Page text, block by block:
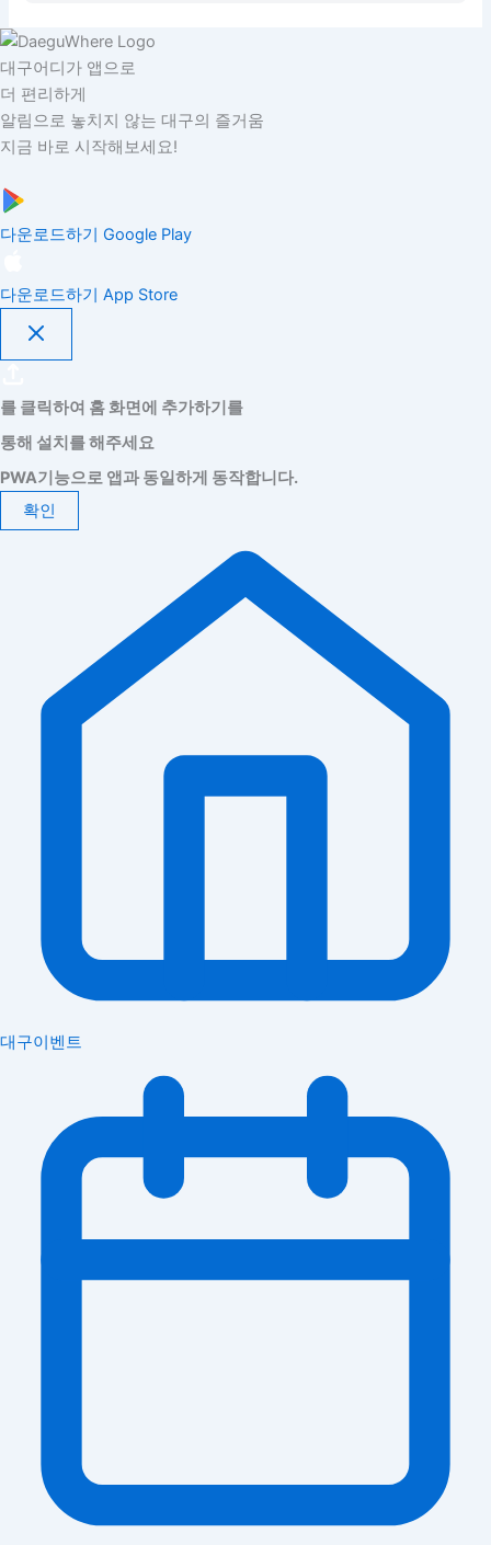
대구어디가 앱으로
더 편리하게
알림으로 놓치지 않는 대구의 즐거움
지금 바로 시작해보세요!
다운로드하기 Google Play
다운로드하기 App Store
를 클릭하여 홈 화면에 추가하기를
통해 설치를 해주세요
PWA기능으로 앱과 동일하게 동작합니다.
확인
대구이벤트